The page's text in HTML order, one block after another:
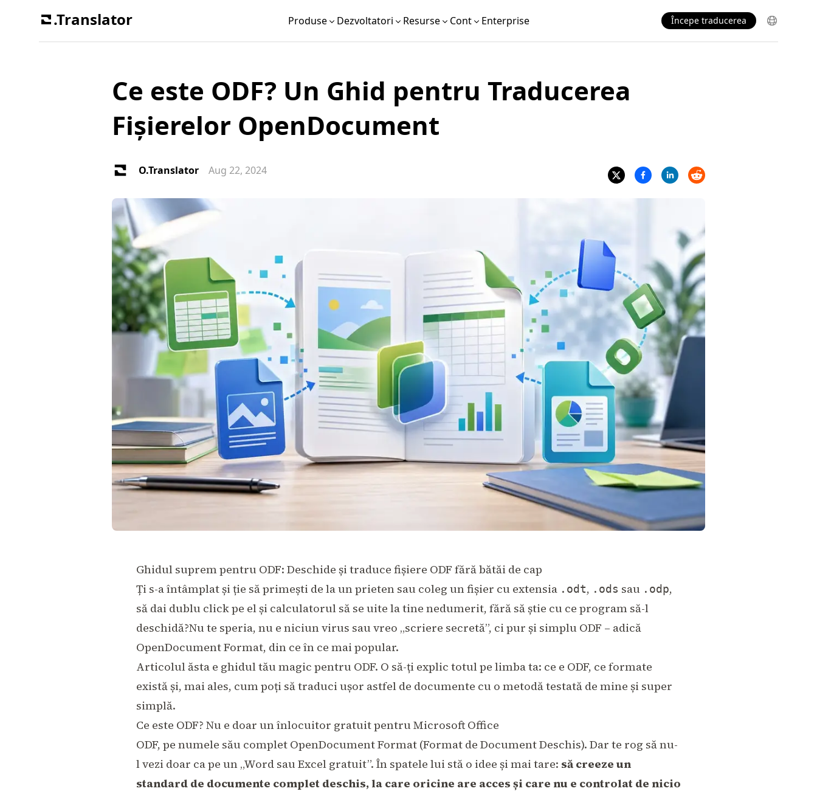
.Translator Produse Dezvoltatori Resurse Cont Enterprise Începe traducerea
Ce este ODF? Un Ghid pentru Traducerea
Fișierelor OpenDocument
O.Translator Aug 22, 2024
Ghidul suprem pentru ODF: Deschide și traduce fișiere ODF fără bătăi de cap
Ți s-a întâmplat și ție să primești de la un prieten sau coleg un fișier cu extensia .odt, .ods sau .odp,
să dai dublu click pe el și calculatorul să se uite la tine nedumerit, fără să știe cu ce program să-l
deschidă?Nu te speria, nu e niciun virus sau vreo „scriere secretă”, ci pur și simplu ODF – adică
OpenDocument Format, din ce în ce mai popular.
Articolul ăsta e ghidul tău magic pentru ODF. O să-ți explic totul pe limba ta: ce e ODF, ce formate
există și, mai ales, cum poți să traduci ușor astfel de documente cu o metodă testată de mine și super
simplă.
Ce este ODF? Nu e doar un înlocuitor gratuit pentru Microsoft Office
ODF, pe numele său complet OpenDocument Format (Format de Document Deschis). Dar te rog să nu-
l vezi doar ca pe un „Word sau Excel gratuit”. În spatele lui stă o idee și mai tare: să creeze un
standard de documente complet deschis, la care oricine are acces și care nu e controlat de nicio